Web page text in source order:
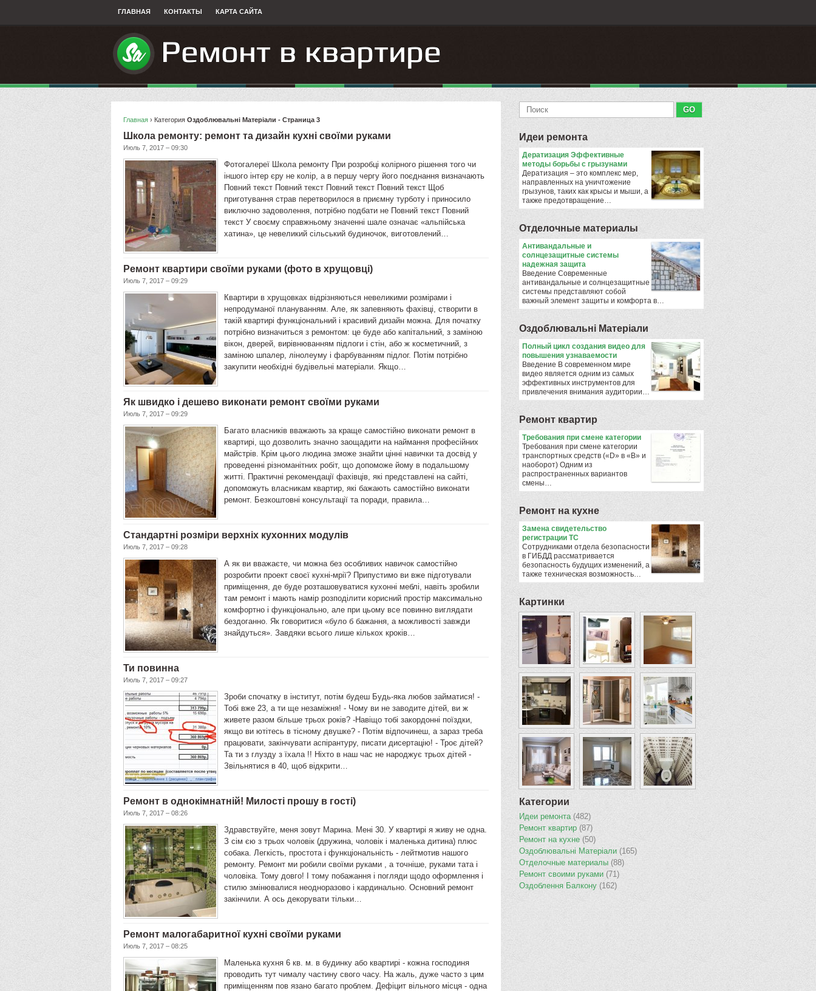
ГЛАВНАЯ КОНТАКТЫ КАРТА САЙТА
Главная › Категория Оздоблювальнi Матерiали - Страница 3
Школа ремонту: ремонт та дизайн кухні своїми руками
Июль 7, 2017 – 09:30
Фотогалереї Школа ремонту При розробці колірного рішення того чи
іншого інтер єру не колір, а в першу чергу його поєднання визначають
Повний текст Повний текст Повний текст Повний текст Щоб
приготування страв перетворилося в приємну турботу і приносило
виключно задоволення, потрібно подбати не Повний текст Повний
текст У своєму справжньому значенні шале означає «альпійська
хатина», це невеликий сільський будиночок, виготовлений…
Ремонт квартири своїми руками (фото в хрущовці)
Июль 7, 2017 – 09:29
Квартири в хрущовках відрізняються невеликими розмірами і
непродуманої плануванням. Але, як запевняють фахівці, створити в
такій квартирі функціональний і красивий дизайн можна. Для початку
потрібно визначиться з ремонтом: це буде або капітальний, з заміною
вікон, дверей, вирівнюванням підлоги і стін, або ж косметичний, з
заміною шпалер, лінолеуму і фарбуванням підлог. Потім потрібно
закупити необхідні будівельні матеріали. Якщо…
Як швидко і дешево виконати ремонт своїми руками
Июль 7, 2017 – 09:29
Багато власників вважають за краще самостійно виконати ремонт в
квартирі, що дозволить значно заощадити на наймання професійних
майстрів. Крім цього людина зможе знайти цінні навички та досвід у
проведенні різноманітних робіт, що допоможе йому в подальшому
житті. Практичні рекомендації фахівців, які представлені на сайті,
допоможуть власникам квартир, які бажають самостійно виконати
ремонт. Безкоштовні консультації та поради, правила…
Стандартні розміри верхніх кухонних модулів
Июль 7, 2017 – 09:28
А як ви вважаєте, чи можна без особливих навичок самостійно
розробити проект своєї кухні-мрії? Припустимо ви вже підготували
приміщення, де буде розташовуватися кухонні меблі, навіть зробили
там ремонт і мають намір розподілити корисний простір максимально
комфортно і функціонально, але при цьому все повинно виглядати
бездоганно. Як говоритися «було б бажання, а можливості завжди
знайдуться». Завдяки всього лише кількох кроків…
Ти повинна
Июль 7, 2017 – 09:27
Зроби спочатку в інститут, потім будеш Будь-яка любов займатися! -
Тобі вже 23, а ти ще незаміжня! - Чому ви не заводите дітей, ви ж
живете разом більше трьох років? -Навіщо тобі закордонні поїздки,
якщо ви ютітесь в тісному двушке? - Потім відпочинеш, а зараз треба
працювати, закінчувати аспірантуру, писати дисертацію! - Троє дітей?
Та ти з глузду з їхала !! Ніхто в наш час не народжує трьох дітей -
Звільнятися в 40, щоб відкрити…
Ремонт в однокімнатній! Милості прошу в гості)
Июль 7, 2017 – 08:26
Здравствуйте, меня зовут Марина. Мені 30. У квартирі я живу не одна.
З сім єю з трьох чоловік (дружина, чоловік і маленька дитина) плюс
собака. Легкість, простота і функціональність - лейтмотив нашого
ремонту. Ремонт ми робили своїми руками , а точніше, руками тата і
чоловіка. Тому довго! І тому побажання і погляди щодо оформлення і
стилю змінювалися неодноразово і кардинально. Основний ремонт
закінчили. А ось декорувати тільки…
Ремонт малогабаритної кухні своїми руками
Июль 7, 2017 – 08:25
Маленька кухня 6 кв. м. в будинку або квартирі - кожна господиня
проводить тут чималу частину свого часу. На жаль, дуже часто з цим
приміщенням пов язано багато проблем. Дефіцит вільного місця - одна
Идеи ремонта
Дератизация Эффективные
методы борьбы с грызунами
Дератизация – это комплекс мер,
направленных на уничтожение
грызунов, таких как крысы и мыши, а
также предотвращение…
Отделочные материалы
Антивандальные и
солнцезащитные системы
надежная защита
Введение Современные
антивандальные и солнцезащитные
системы представляют собой
важный элемент защиты и комфорта в…
Оздоблювальнi Матерiали
Полный цикл создания видео для
повышения узнаваемости
Введение В современном мире
видео является одним из самых
эффективных инструментов для
привлечения внимания аудитории…
Ремонт квартир
​Требования при смене категории
Требования при смене категории
транспортных средств («D» в «B» и
наоборот) Одним из
распространенных вариантов
смены…
Ремонт на кухне
Замена свидетельство
регистрации ТС
Сотрудниками отдела безопасности
в ГИБДД рассматривается
безопасность будущих изменений, а
также техническая возможность…
Картинки
Категории
Идеи ремонта(482)
Ремонт квартир (87)
Ремонт на кухне (50)
Оздоблювальнi Матерiали (165)
Отделочные материалы (88)
Ремонт своими руками (71)
Оздоблення Балкону (162)